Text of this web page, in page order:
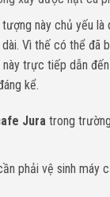
tượng này chủ yếu
Vì thế có thể đã
trực tiếp dẫn
kể.
Juratrong
phải vệ sinh máy